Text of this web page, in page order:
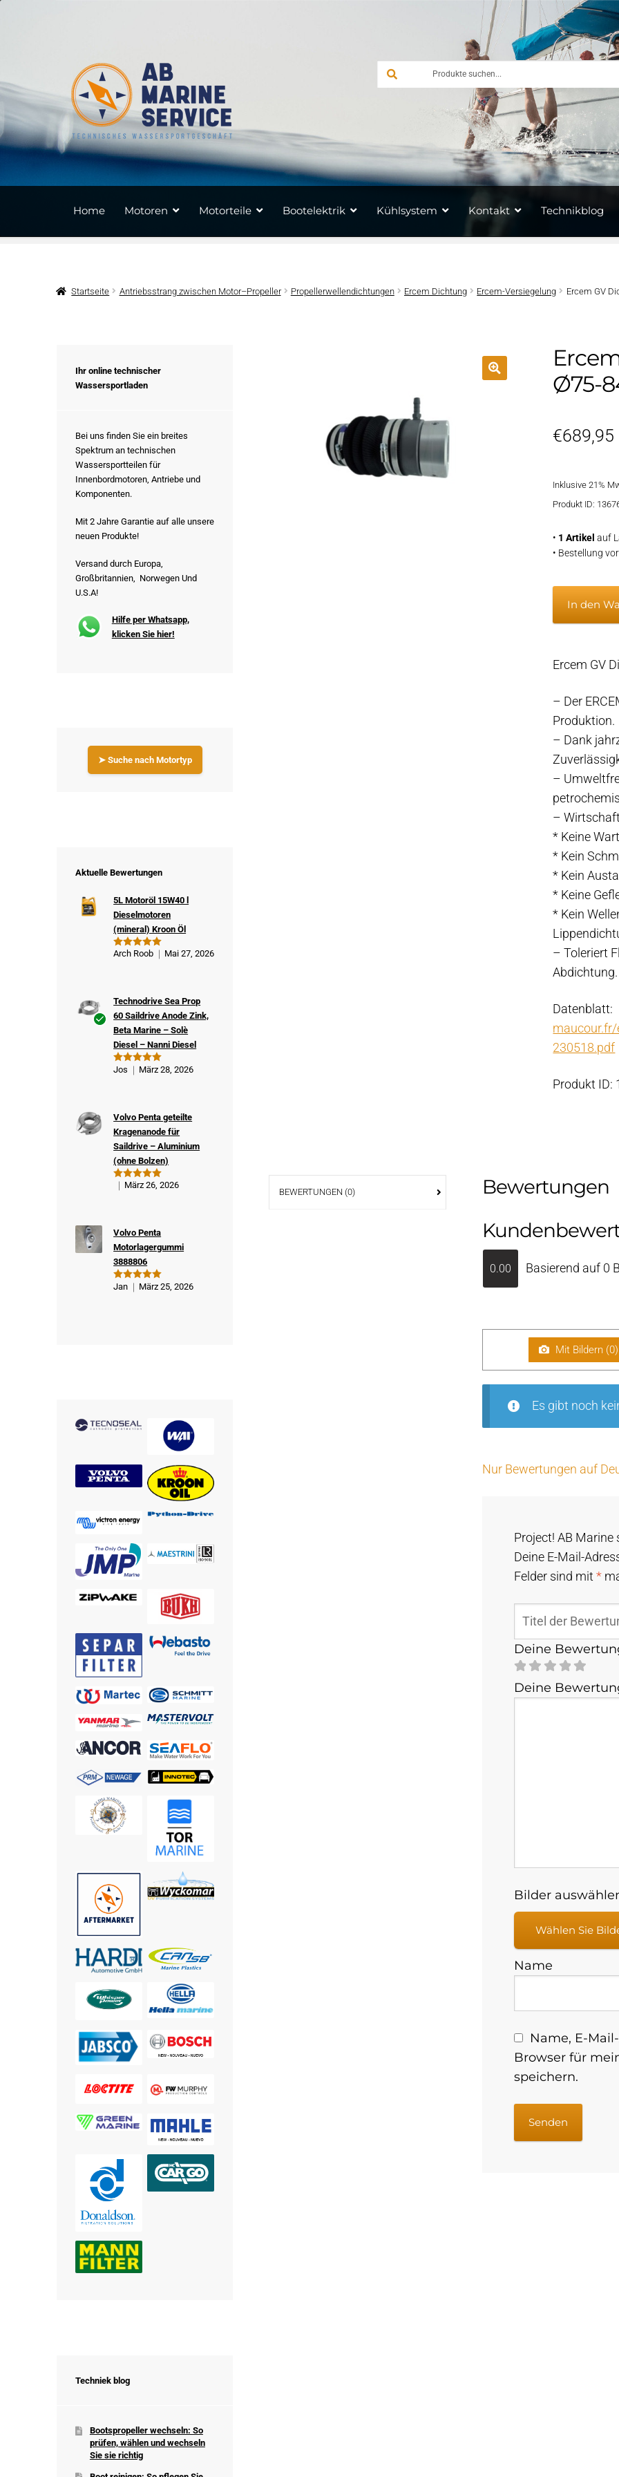
Home Motoren Motorteile Bootelektrik Kühlsystem Kontakt Technikblog
Startseite Antriebsstrang zwischen Motor–Propeller Propellerwellendichtungen Ercem Dichtung Ercem-Versiegelung Ercem GV
Ø75-
€689,95
Inklusive 21%
Produkt ID:
• 1 Artikel auf
• Bestellung
Ø75-
In den
Ercem GV
– Der
Produktion.
– Dank
–
–
* Keine
* Kein
* Kein
* Keine
* Kein
– Toleriert
Abdichtung.
Datenblatt:
230518.pdf
Produkt ID:
BEWERTUNGEN (0)
Bewertungen
0.00 Basierend auf 0
Mit Bildern (0)
Es gibt noch
Nur Bewertungen auf
Project! AB Marine
Deine E-Mail-
Felder sind mit *
Deine
Deine
Bilder
Wählen Sie
Name
Name, E-
Browser für
speichern.
Ihr online technischer
Wassersportladen
Bei uns finden Sie ein breites
Spektrum an technischen
Wassersportteilen für
Innenbordmotoren, Antriebe und
Komponenten.
Mit 2 Jahre Garantie auf alle unsere
neuen Produkte!
Versand durch Europa,
Großbritannien, Norwegen Und
U.S.A!
Hilfe per Whatsapp,
klicken Sie hier!
➤ Suche nach Motortyp
Aktuelle Bewertungen
Bewertet
5L Motoröl 15W40 l
Dieselmotoren
(mineral) Kroon Öl
Arch Roob Mai 27, 2026
r
Bewertet
Technodrive Sea Prop
60 Saildrive Anode Zink,
Beta Marine – Solè
Diesel – Nanni Diesel
Jos März 28, 2026
Bewertet
Volvo Penta geteilte
Kragenanode für
Saildrive – Aluminium
(ohne Bolzen)
März 26, 2026
Bewertet
Volvo Penta
Motorlagergummi
3888806
Jan März 25, 2026
Techniek blog
Bootspropeller wechseln: So
prüfen, wählen und wechseln
Sie sie richtig